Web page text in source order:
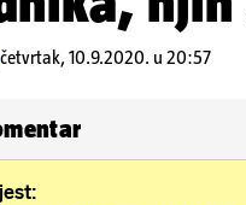
četvrtak, 10.9.2020. u 20:57